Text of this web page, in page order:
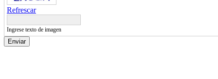
Refrescar
Ingrese texto de imagen